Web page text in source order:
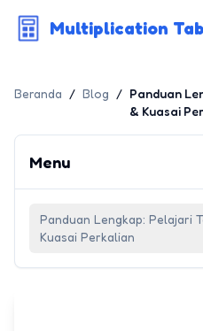
Multiplication
Beranda / Blog / Panduan
& Kuasai
Menu
Panduan Lengkap: Pelajari
Kuasai Perkalian